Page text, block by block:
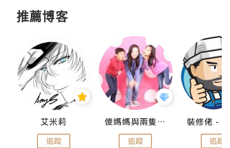
推薦博客
艾米莉
追蹤
儍媽媽與兩隻小魔怪之家
追蹤 追蹤